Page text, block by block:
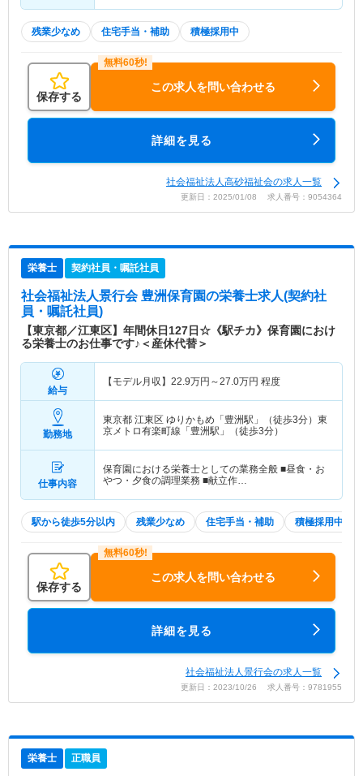
残業少なめ 住宅手当・補助 積極採用中
保存する
この求人を問い合わせる
詳細を見る
社会福祉法人高砂福祉会の求人一覧
更新日：2025/01/08 求人番号：9054364
栄養士 契約社員・嘱託社員
社会福祉法人景行会 豊洲保育園の栄養士求人(契約社
員・嘱託社員)
【東京都／江東区】年間休日127日☆《駅チカ》保育園におけ
る栄養士のお仕事です♪＜産休代替＞
給与
【モデル月収】 22.9万円～27.0万円 程度
勤務地
東京都 江東区 ゆりかもめ「豊洲駅」（徒歩3分）東
京メトロ有楽町線「豊洲駅」（徒歩3分）
仕事内容
保育園における栄養士としての業務全般 ■昼食・お
やつ・夕食の調理業務 ■献立作…
駅から徒歩5分以内 残業少なめ 住宅手当・補助 積極採用中
保存する
この求人を問い合わせる
詳細を見る
社会福祉法人景行会の求人一覧
更新日：2023/10/26 求人番号：9781955
栄養士 正職員